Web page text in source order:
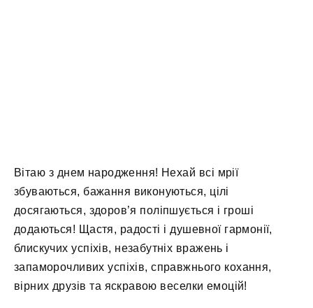
Вітаю з днем ​​народження! Нехай всі мрії
збуваються, бажання виконуються, цілі
досягаються, здоров’я поліпшується і гроші
додаються! Щастя, радості і душевної гармонії,
блискучих успіхів, незабутніх вражень і
запаморочливих успіхів, справжнього кохання,
вірних друзів та яскравою веселки емоцій!